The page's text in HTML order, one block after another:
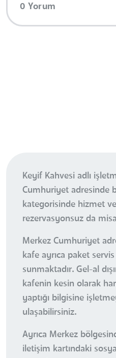
0 Yorum
Keyif Kahvesi adlı
Cumhuriyet adresinde
kategorisinde hizmet
rezervasyonsuz da
Merkez Cumhuriyet
kafe ayrıca paket
sunmaktadır. Gel-al
kafenin kesin olarak
yaptığı bilgisine
ulaşabilirsiniz.
Ayrıca Merkez
iletişim kartındaki